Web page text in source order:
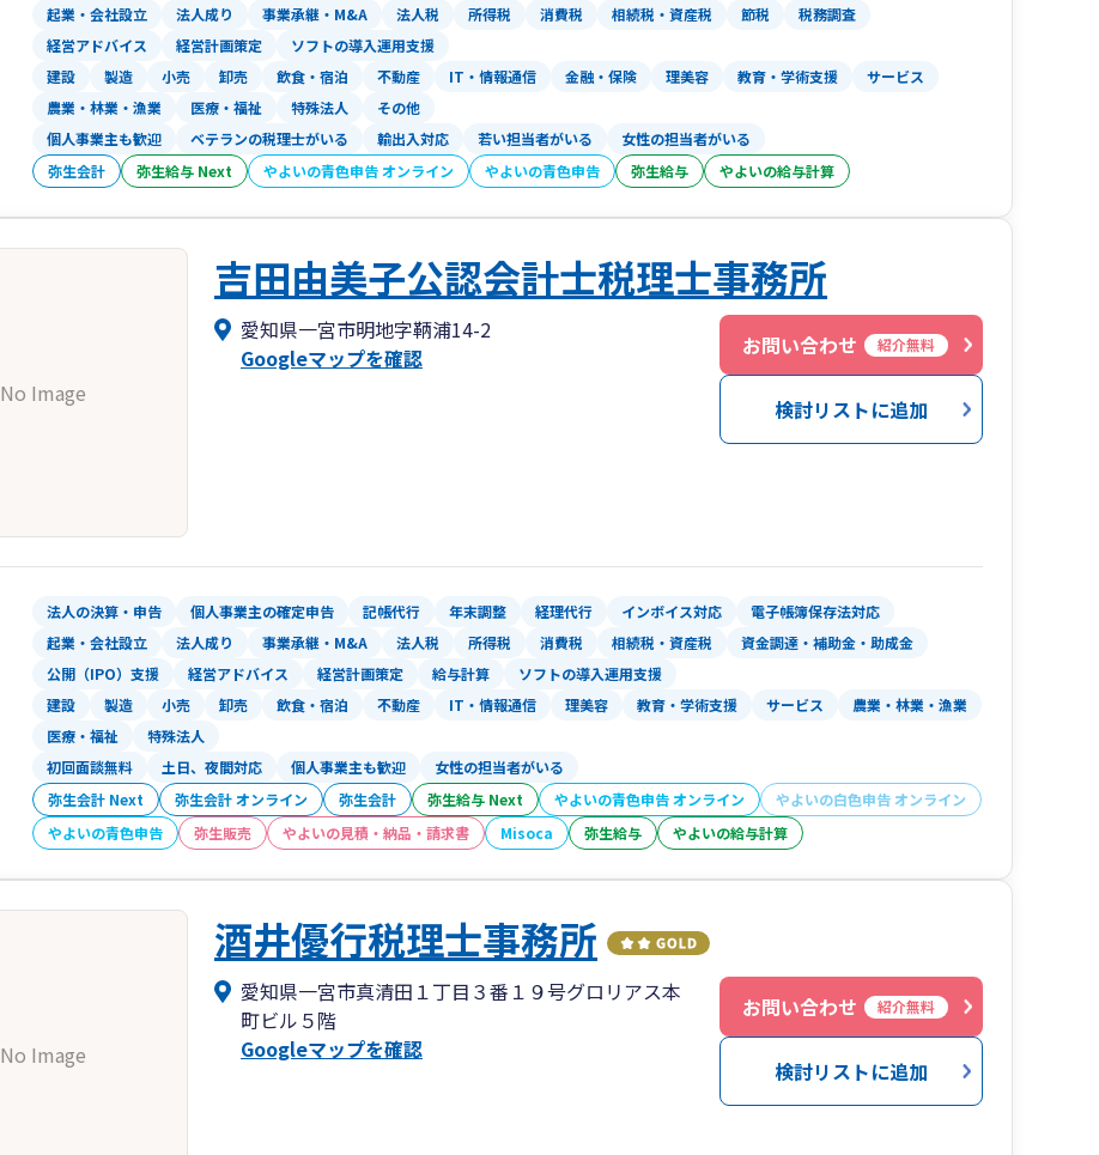
起業・会社設立
法人成り 事業承継・M&A 法人税 所得税 消費税 相続税・資産税 節税
税務調査
経営アドバイス
経営計画策定 ソフトの導入運用支援
建設 製造 小売 卸売 飲食・宿泊 不動産 IT・情報通信 金融・保険 理美容 教育・学術支援
サービス
農業・林業・漁業
医療・福祉 特殊法人 その他
個人事業主も歓迎 ベテランの税理士がいる 輸出入対応 若い担当者がいる 女性の担当者がいる
弥生会計 弥生給与 Next やよいの青色申告 オンライン やよいの青色申告 弥生給与 やよいの給与計算
No Image
吉田由美子公認会計士税理士事務所
愛知県一宮市明地字鞆浦14-2
Googleマップを確認
お問い合わせ 紹介無料
検討リストに追加
法人の決算・申告 個人事業主の確定申告 記帳代行 年末調整 経理代行 インボイス対応
電子帳簿保存法対応
起業・会社設立
法人成り 事業承継・M&A 法人税 所得税 消費税 相続税・資産税
資金調達・補助金・助成金
公開（IPO）支援
経営アドバイス 経営計画策定 給与計算 ソフトの導入運用支援
建設 製造 小売 卸売 飲食・宿泊 不動産 IT・情報通信 理美容 教育・学術支援 サービス
農業・林業・漁業
医療・福祉
特殊法人
初回面談無料 土日、夜間対応 個人事業主も歓迎 女性の担当者がいる
弥生会計 Next 弥生会計 オンライン 弥生会計 弥生給与 Next やよいの青色申告 オンライン
やよいの白色申告 オンライン
やよいの青色申告
弥生販売 やよいの見積・納品・請求書 Misoca 弥生給与 やよいの給与計算
No Image
酒井優行税理士事務所
愛知県一宮市真清田１丁目３番１９号グロリアス本
町ビル５階
Googleマップを確認
お問い合わせ 紹介無料
検討リストに追加